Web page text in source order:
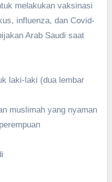
melakukan vaksinasi
influenza, dan Covid-
Arab Saudi saat
laki-laki (dua lembar
muslimah yang nyaman